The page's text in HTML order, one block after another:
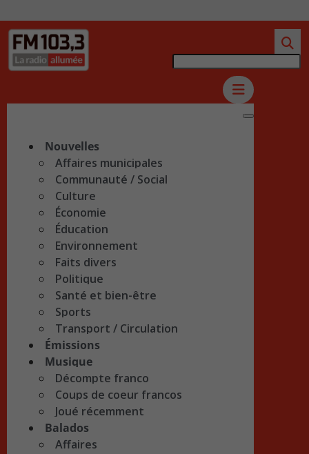
Nouvelles
Affaires municipales
Communauté / Social
Culture
Économie
Éducation
Environnement
Faits divers
Politique
Santé et bien-être
Sports
Transport / Circulation
Émissions
Musique
Décompte franco
Coups de coeur francos
Joué récemment
Balados
Affaires